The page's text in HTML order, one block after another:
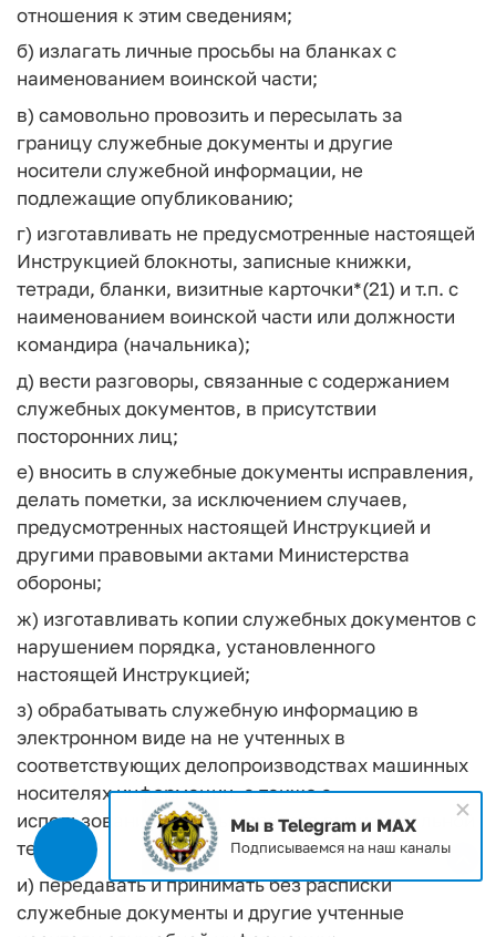
отношения к этим сведениям;
б) излагать личные просьбы на бланках с
наименованием воинской части;
в) самовольно провозить и пересылать за
границу служебные документы и другие
носители служебной информации, не
подлежащие опубликованию;
г) изготавливать не предусмотренные настоящей
Инструкцией блокноты, записные книжки,
тетради, бланки, визитные карточки*(21) и т.п. с
наименованием воинской части или должности
командира (начальника);
д) вести разговоры, связанные с содержанием
служебных документов, в присутствии
посторонних лиц;
е) вносить в служебные документы исправления,
делать пометки, за исключением случаев,
предусмотренных настоящей Инструкцией и
другими правовыми актами Министерства
обороны;
ж) изготавливать копии служебных документов с
нарушением порядка, установленного
настоящей Инструкцией;
з) обрабатывать служебную информацию в
электронном виде на не учтенных в
соответствующих делопроизводствах машинных
носителях информации, а также с
использованием личных средств вычислительной
техники;
и) передавать и принимать без расписки
служебные документы и другие учтенные
Мы в Telegram и MAX
Подписываемся на наш каналы